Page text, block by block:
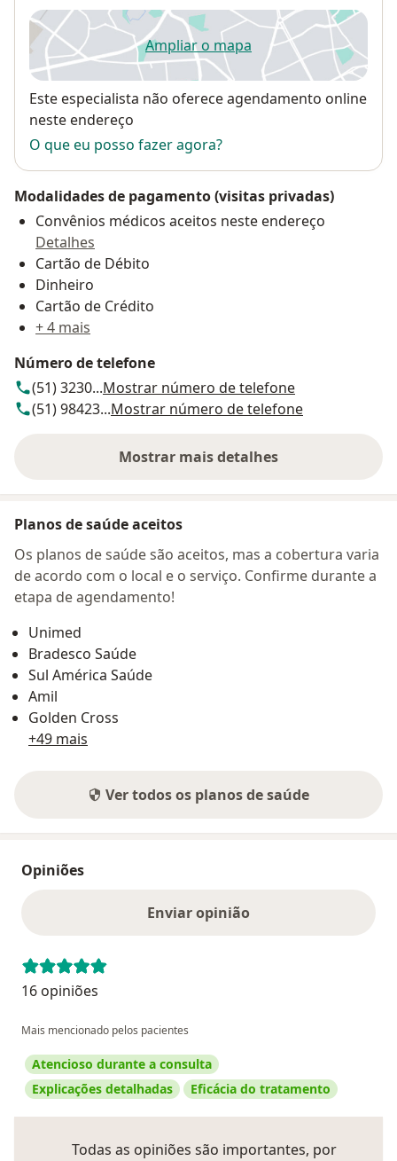
Ampliar o mapaabre num novo separador
Disponibilidade
Este especialista não oferece agendamento online
neste endereço
O que eu posso fazer agora?
Modalidades de pagamento (visitas privadas)
Convênios médicos aceitos neste endereço
Detalhes
Cartão de Débito
Dinheiro
Cartão de Crédito
+ 4 mais
Número de telefone
(51) 3230...Mostrar número de telefone
(51) 98423...Mostrar número de telefone
Mostrar mais detalhes
sobre o endereço
Planos de saúde aceitos
Os planos de saúde são aceitos, mas a cobertura varia
de acordo com o local e o serviço. Confirme durante a
etapa de agendamento!
Unimed
Bradesco Saúde
Sul América Saúde
Amil
Golden Cross
+49 mais
Ver todos os planos de saúde
Opiniões
Enviar opinião
16 opiniões
Mais mencionado pelos pacientes
Atencioso durante a consulta
Explicações detalhadas
Eficácia do tratamento
Todas as opiniões são importantes, por